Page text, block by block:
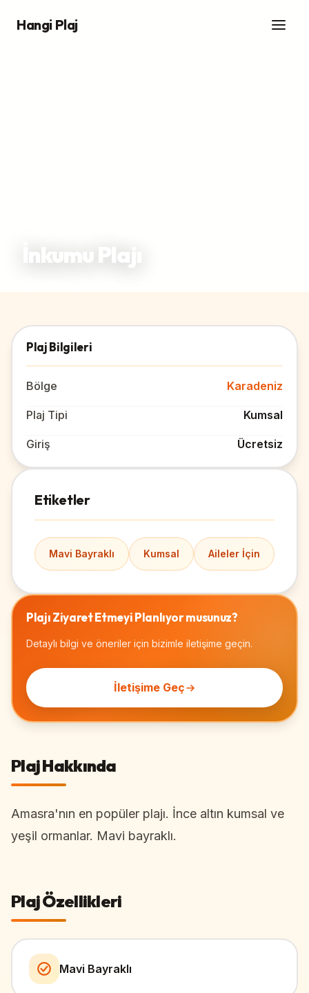
Hangi Plaj
İnkumu Plajı
Plaj Hakkında
Amasra'nın en popüler plajı. İnce altın kumsal ve
yeşil ormanlar. Mavi bayraklı.
Plaj Özellikleri
Mavi Bayraklı
Plaj Bilgileri
Bölge Karadeniz
Plaj Tipi Kumsal
Giriş Ücretsiz
Etiketler
Mavi Bayraklı Kumsal Aileler İçin
Plajı Ziyaret Etmeyi Planlıyor musunuz?
Detaylı bilgi ve öneriler için bizimle iletişime geçin.
İletişime Geç